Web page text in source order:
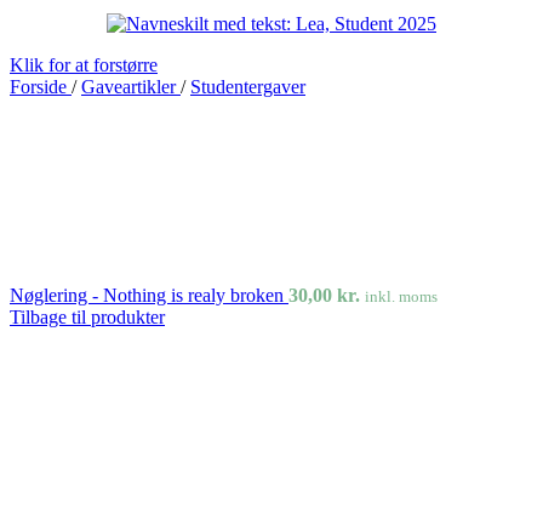
Klik for at forstørre
Forside / Gaveartikler/ Studentergaver
Nøglering - Nothing is realy broken 30,00 kr. inkl. moms
Tilbage til produkter